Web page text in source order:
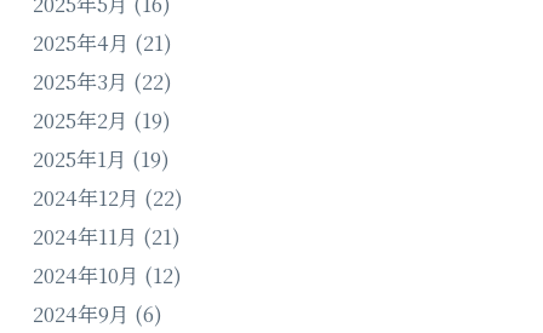
2025年4月 (21)
2025年3月 (22)
2025年2月 (19)
2025年1月 (19)
2024年12月 (22)
2024年11月 (21)
2024年10月 (12)
2024年9月 (6)